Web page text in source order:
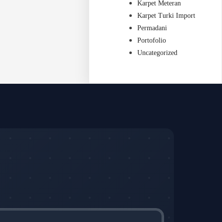
Karpet Meteran
Karpet Turki Import
Permadani
Portofolio
Uncategorized